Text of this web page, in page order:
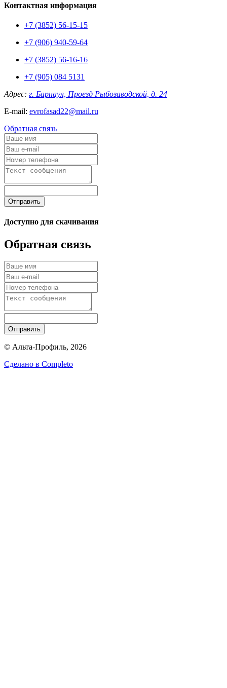
Контактная информация
+7 (3852) 56-15-15
+7 (906) 940-59-64
+7 (3852) 56-16-16
+7 (905) 084 5131
Адрес: г. Барнаул, Проезд Рыбозаводской, д. 24
E-mail: evrofasad22@mail.ru
Обратная связь
Отправить
Доступно для скачивания
Обратная связь
Отправить
© Альта-Профиль, 2026
Сделано в Completo